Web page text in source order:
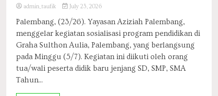
admin_taufik July 23, 2026
Palembang, (23/26). Yayasan Aziziah Palembang,
menggelar kegiatan sosialisasi program pendidikan di
Graha Sulthon Aulia, Palembang, yang berlangsung
pada Minggu (5/7). Kegiatan ini diikuti oleh orang
tua/wali peserta didik baru jenjang SD, SMP, SMA
Tahun...